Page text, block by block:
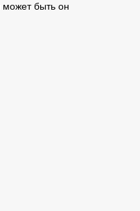
может быть он